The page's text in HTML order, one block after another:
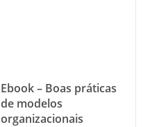
Ebook – Boas práticas
de modelos
organizacionais